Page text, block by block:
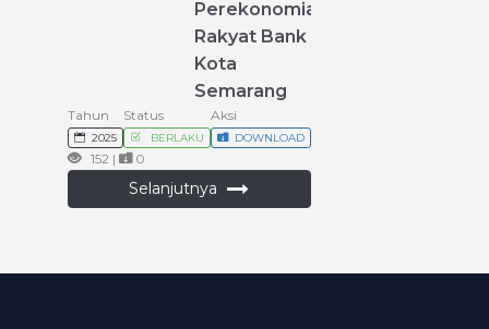
Perekonomian
Rakyat Bank
Kota
Semarang
Tahun
2025
Status
BERLAKU
Aksi
DOWNLOAD
152 | 0
Selanjutnya